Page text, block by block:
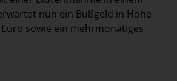
nun ein Bußgeld in Höhe
sowie ein mehrmonatiges